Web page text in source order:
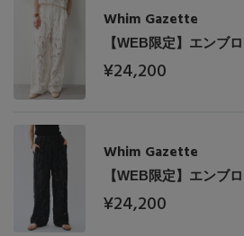
Whim Gazette
【WEB限定】エンブ
¥24,200
Whim Gazette
【WEB限定】エンブ
¥24,200